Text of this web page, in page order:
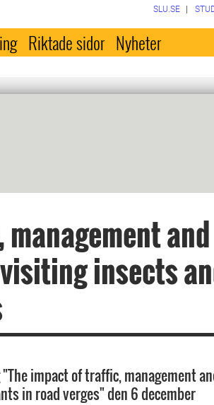
SLU.SE
Riktade sidor Nyheter
and
insects
impact of traffic, management
in road verges" den 6 december